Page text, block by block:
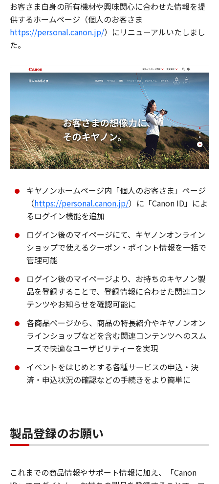
お客さま自身の所有機材や興味関心に合わせた情報を提
供するホームページ（個人のお客さま
https://personal.canon.jp/）にリニューアルいたしまし
た。
キヤノンホームページ内「個人のお客さま」ページ
（https://personal.canon.jp/）に「Canon ID」によ
るログイン機能を追加
ログイン後のマイページにて、キヤノンオンライン
ショップで使えるクーポン・ポイント情報を一括で
管理可能
ログイン後のマイページより、お持ちのキヤノン製
品を登録することで、登録情報に合わせた関連コン
テンツやお知らせを確認可能に
各商品ページから、商品の特長紹介やキヤノンオン
ラインショップなどを含む関連コンテンツへのスム
ーズで快適なユーザビリティーを実現
イベントをはじめとする各種サービスの申込・決
済・申込状況の確認などの手続きをより簡単に
製品登録のお願い
これまでの商品情報やサポート情報に加え、「Canon